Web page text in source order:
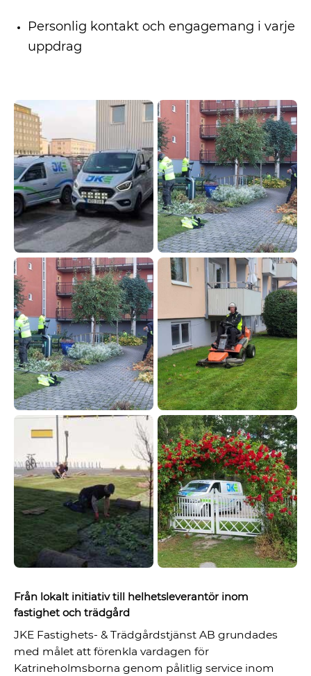
Personlig kontakt och engagemang i varje
uppdrag
Från lokalt initiativ till helhetsleverantör inom
fastighet och trädgård
JKE Fastighets- & Trädgårdstjänst AB grundades
med målet att förenkla vardagen för
Katrineholmsborna genom pålitlig service inom